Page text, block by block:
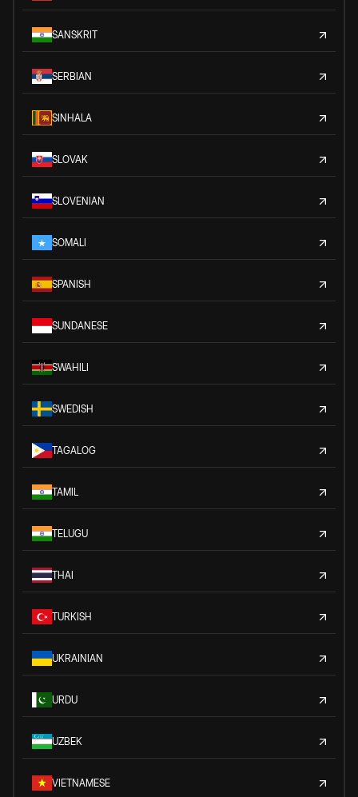
SANSKRIT
SERBIAN
SINHALA
SLOVAK
SLOVENIAN
SOMALI
SPANISH
SUNDANESE
SWAHILI
SWEDISH
TAGALOG
TAMIL
TELUGU
THAI
TURKISH
UKRAINIAN
URDU
UZBEK
VIETNAMESE